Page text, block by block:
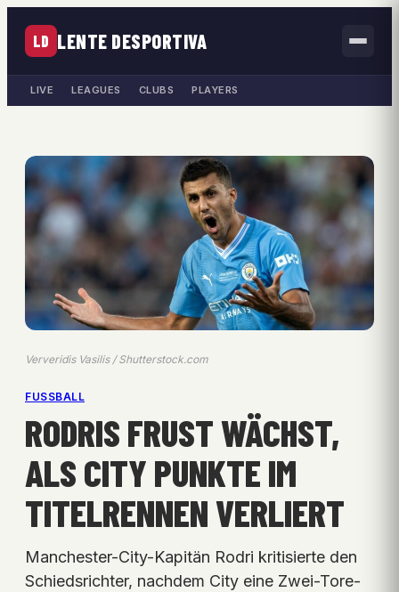
LD LENTE DESPORTIVA
LIVE LEAGUES CLUBS PLAYERS
Ververidis Vasilis / Shutterstock.com
FUSSBALL
RODRIS FRUST WÄCHST,
ALS CITY PUNKTE IM
TITELRENNEN VERLIERT
Manchester-City-Kapitän Rodri kritisierte den
Schiedsrichter, nachdem City eine Zwei-Tore-